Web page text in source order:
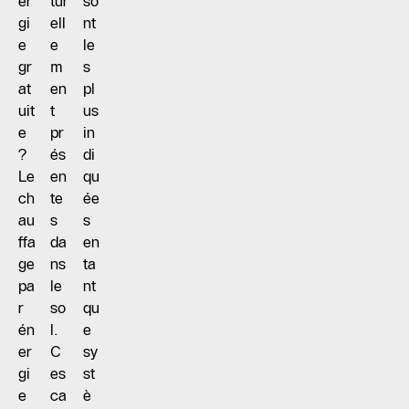
gi
e
gr
at
uit
e
?
Le
ch
au
ffa
ge
pa
r
én
er
gi
e
ell
e
m
en
t
pr
és
en
te
s
da
ns
le
so
l.
C
es
ca
nt
le
s
pl
us
in
di
qu
ée
s
en
ta
nt
qu
e
sy
st
è